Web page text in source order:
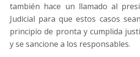
también hace un llamado al
Judicial para que estos casos
principio de pronta y cumplida
y se sancione a los responsables.